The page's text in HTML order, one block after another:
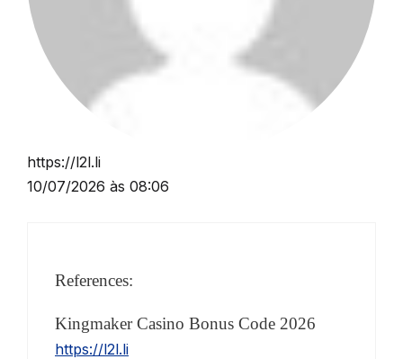
https://l2l.li
10/07/2026 às 08:06
References:
Kingmaker Casino Bonus Code 2026
https://l2l.li